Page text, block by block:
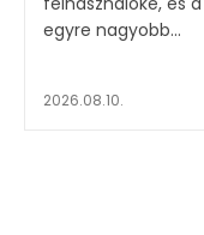
egyre nagyobb...
2026.08.10.